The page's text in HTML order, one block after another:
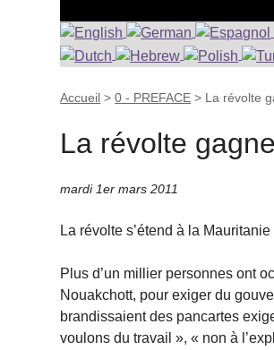
Accueil >0 - PREFACE > La révolte
La révolte
mardi 1er mars 2011
La révolte s’étend à la
Plus d’un millier personnes ont
Nouakchott, pour exiger du
brandissaient des pancartes
voulons du travail », « non à